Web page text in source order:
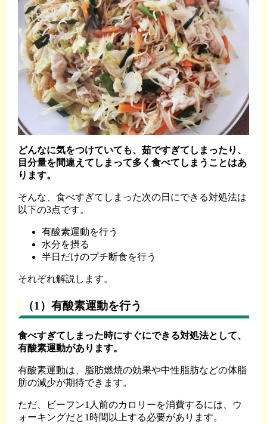
どんなに気をつけていても、茹ですぎてしまったり、
目分量を間違えてしまって多く食べてしまうことはあ
ります。
そんな、食べすぎてしまった次の日にできる対処法は
以下の3点です。
有酸素運動を行う
水分を摂る
半日だけのプチ断食を行う
それぞれ解説します。
（1）有酸素運動を行う
食べすぎてしまった時にすぐにできる対処法として、
有酸素運動があります。
有酸素運動は、脂肪燃焼の効果や中性脂肪などの体脂
肪の減少が期待できます。
ただ、ビーフン1人前のカロリーを消費するには、ウ
ォーキングだと1時間以上する必要があります。